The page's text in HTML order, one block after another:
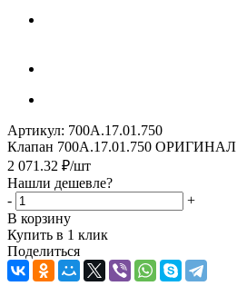
Артикул: 700А.17.01.750
Клапан 700А.17.01.750 ОРИГИНАЛ
2 071.32 ₽/шт
Нашли дешевле?
-
+
В корзину
Купить в 1 клик
Поделиться